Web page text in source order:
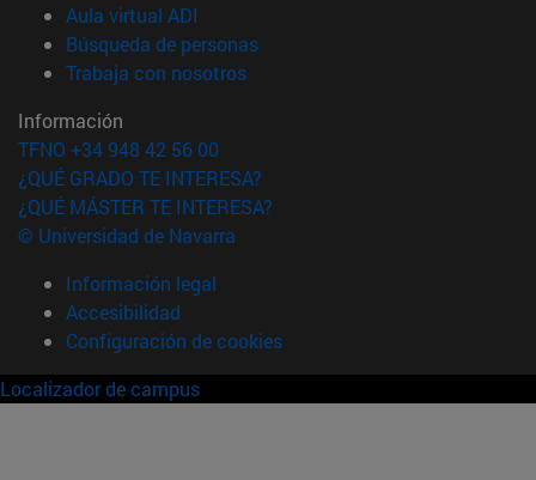
Aula virtual ADI
Búsqueda de personas(abre en nueva ventana)
Trabaja con nosotros(abre en nueva ventana)
Información
TFNO +34 948 42 56 00
¿QUÉ GRADO TE INTERESA?
¿QUÉ MÁSTER TE INTERESA?
© Universidad de Navarra
Información legal
Accesibilidad
Configuración de cookies
Localizador de campus